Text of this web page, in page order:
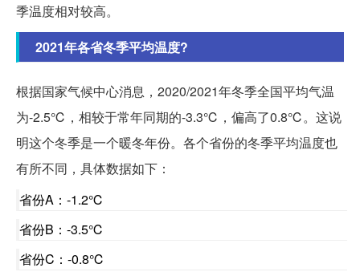
季温度相对较高。
2021年各省冬季平均温度?
根据国家气候中心消息，2020/2021年冬季全国平均气温
为-2.5℃，相较于常年同期的-3.3℃，偏高了0.8℃。这说
明这个冬季是一个暖冬年份。各个省份的冬季平均温度也
有所不同，具体数据如下：
省份A：-1.2℃
省份B：-3.5℃
省份C：-0.8℃